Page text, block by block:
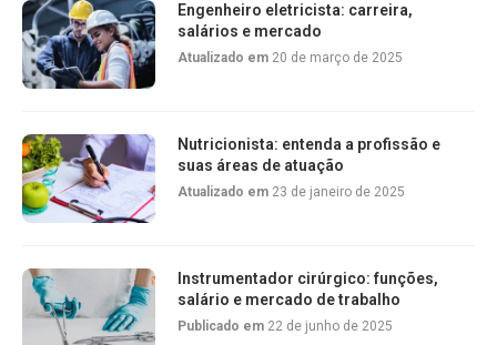
Engenheiro eletricista: carreira,
salários e mercado
Atualizado em 20 de março de 2025
Nutricionista: entenda a profissão e
suas áreas de atuação
Atualizado em 23 de janeiro de 2025
Instrumentador cirúrgico: funções,
salário e mercado de trabalho
Publicado em 22 de junho de 2025